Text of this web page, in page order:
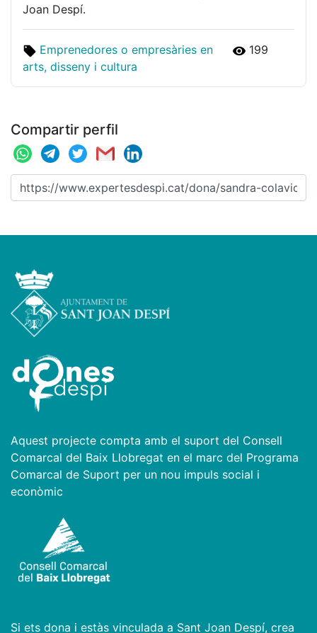
Joan Despí.
Emprenedores o empresàries en
arts, disseny i cultura
199
Compartir perfil
Aquest projecte compta amb el suport del Consell
Comarcal del Baix Llobregat en el marc del Programa
Comarcal de Suport per un nou impuls social i
econòmic
Si ets dona i estàs vinculada a Sant Joan Despí, crea